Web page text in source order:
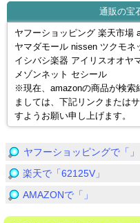
通販の宝
ヤフーショッピング 楽天市場
ヤマダモール nissen ツクモネ
イシバシ楽器 アイリスオオヤ
メゾンネット セシール
※現在、amazonの商品が検索
ましては、下記リンクまたは
すようお願い申し上げます。
ヤフーショッピングで「」
楽天で「62125V」
AMAZONで「」